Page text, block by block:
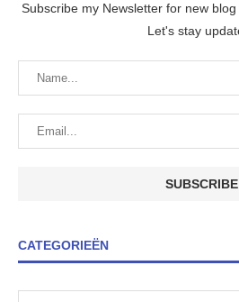
Subscribe my Newsletter for new
Let's stay
CATEGORIEËN